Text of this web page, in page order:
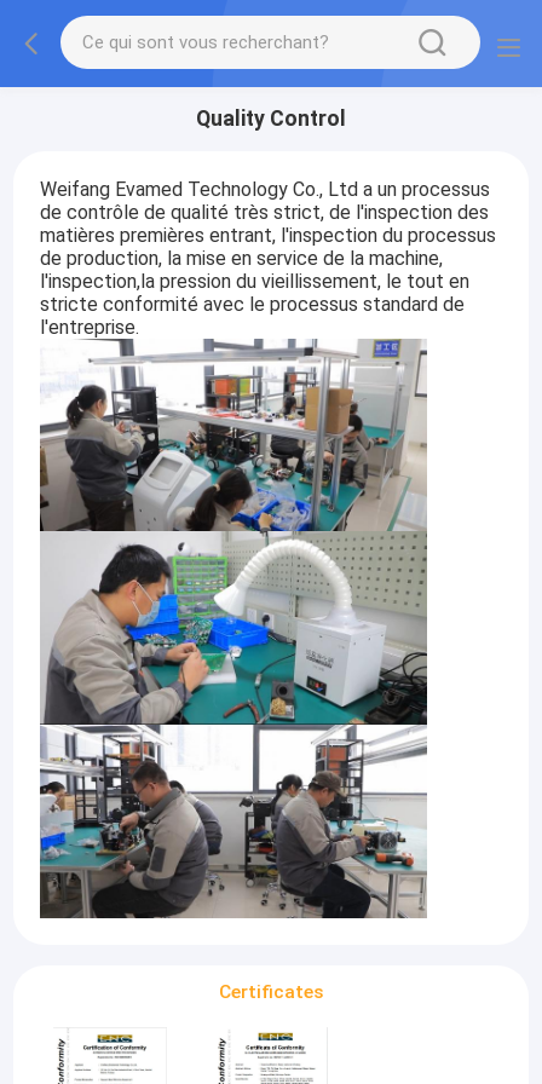
Quality Control
Weifang Evamed Technology Co., Ltd a un processus
de contrôle de qualité très strict, de l'inspection des
matières premières entrant, l'inspection du processus
de production, la mise en service de la machine,
l'inspection,la pression du vieillissement, le tout en
stricte conformité avec le processus standard de
l'entreprise.
Certificates